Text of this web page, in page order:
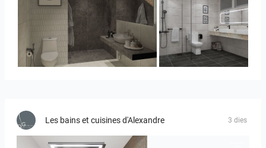
YUSMAN_BATHROOM KHAI_MASTERBATHROOM
Les bains et cuisines d'Alexandre 3 dies